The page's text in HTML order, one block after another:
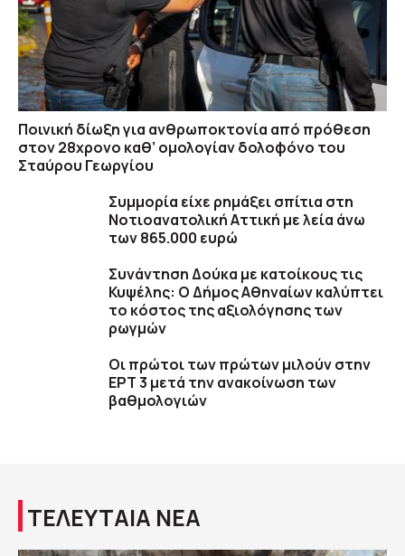
Ποινική δίωξη για ανθρωποκτονία από πρόθεση
στον 28χρονο καθ’ ομολογίαν δολοφόνο του
Σταύρου Γεωργίου
Συμμορία είχε ρημάξει σπίτια στη
Νοτιοανατολική Αττική με λεία άνω
των 865.000 ευρώ
Συνάντηση Δούκα με κατοίκους τις
Κυψέλης: Ο Δήμος Αθηναίων καλύπτει
το κόστος της αξιολόγησης των
ρωγμών
Οι πρώτοι των πρώτων μιλούν στην
ΕΡΤ 3 μετά την ανακοίνωση των
βαθμολογιών
ΤΕΛΕΥΤΑΙΑ ΝΕΑ